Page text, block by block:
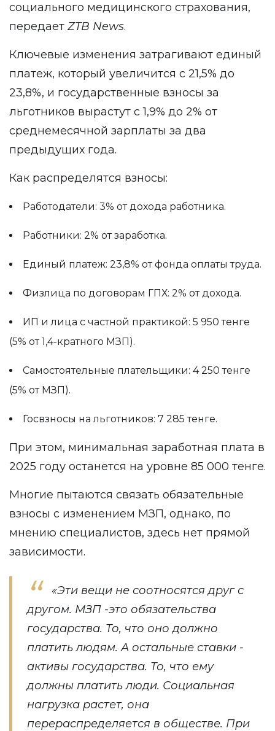
социального медицинского страхования,
передает ZTB News.
Ключевые изменения затрагивают единый
платеж, который увеличится с 21,5% до
23,8%, и государственные взносы за
льготников вырастут с 1,9% до 2% от
среднемесячной зарплаты за два
предыдущих года.
Как распределятся взносы:
Работодатели: 3% от дохода работника.
Работники: 2% от заработка.
Единый платеж: 23,8% от фонда оплаты труда.
Физлица по договорам ГПХ: 2% от дохода.
ИП и лица с частной практикой: 5 950 тенге
(5% от 1,4-кратного МЗП).
Самостоятельные плательщики: 4 250 тенге
(5% от МЗП).
Госвзносы на льготников: 7 285 тенге.
При этом, минимальная заработная плата в
2025 году останется на уровне 85 000 тенге.
Многие пытаются связать обязательные
взносы с изменением МЗП, однако, по
мнению специалистов, здесь нет прямой
зависимости.
«Эти вещи не соотносятся друг с
другом. МЗП -это обязательства
государства. То, что оно должно
платить людям. А остальные ставки -
активы государства. То, что ему
должны платить люди. Социальная
нагрузка растет, она
перераспределяется в обществе. При